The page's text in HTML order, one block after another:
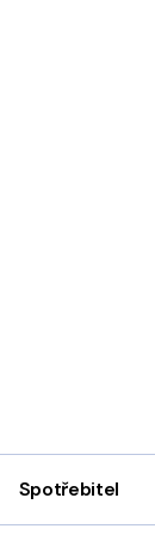
Spotřebitel